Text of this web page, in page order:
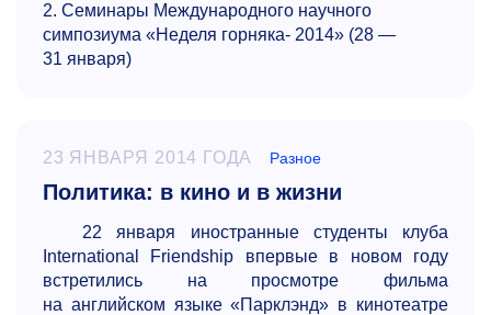
2. Семинары Международного научного
симпозиума «Неделя горняка- 2014» (28 —
31 января)
23 ЯНВАРЯ 2014 ГОДА Разное
Политика: в кино и в жизни
22 января иностранные студенты клуба
International Friendship впервые в новом году
встретились на просмотре фильма
на английском языке «Парклэнд» в кинотеатре